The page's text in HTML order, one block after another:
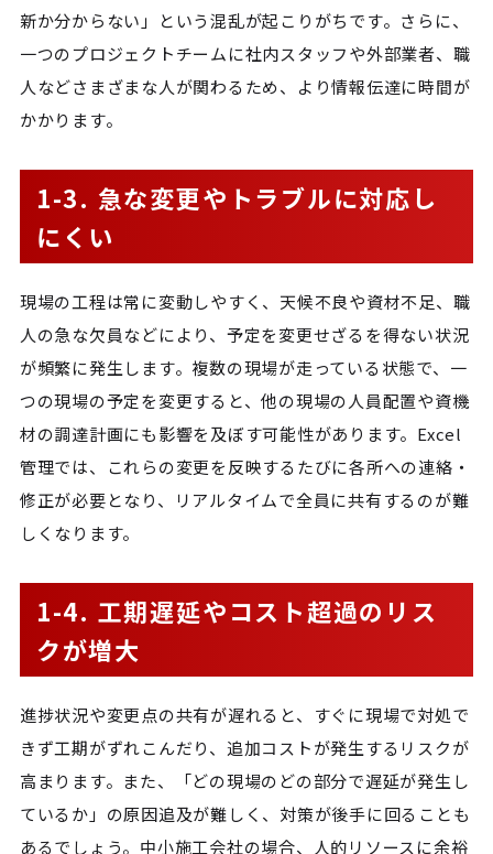
新か分からない」という混乱が起こりがちです。さらに、
一つのプロジェクトチームに社内スタッフや外部業者、職
人などさまざまな人が関わるため、より情報伝達に時間が
かかります。
1-3. 急な変更やトラブルに対応し
にくい
現場の工程は常に変動しやすく、天候不良や資材不足、職
人の急な欠員などにより、予定を変更せざるを得ない状況
が頻繁に発生します。複数の現場が走っている状態で、一
つの現場の予定を変更すると、他の現場の人員配置や資機
材の調達計画にも影響を及ぼす可能性があります。Excel
管理では、これらの変更を反映するたびに各所への連絡・
修正が必要となり、リアルタイムで全員に共有するのが難
しくなります。
1-4. 工期遅延やコスト超過のリス
クが増大
進捗状況や変更点の共有が遅れると、すぐに現場で対処で
きず工期がずれこんだり、追加コストが発生するリスクが
高まります。また、「どの現場のどの部分で遅延が発生し
ているか」の原因追及が難しく、対策が後手に回ることも
あるでしょう。中小施工会社の場合、人的リソースに余裕